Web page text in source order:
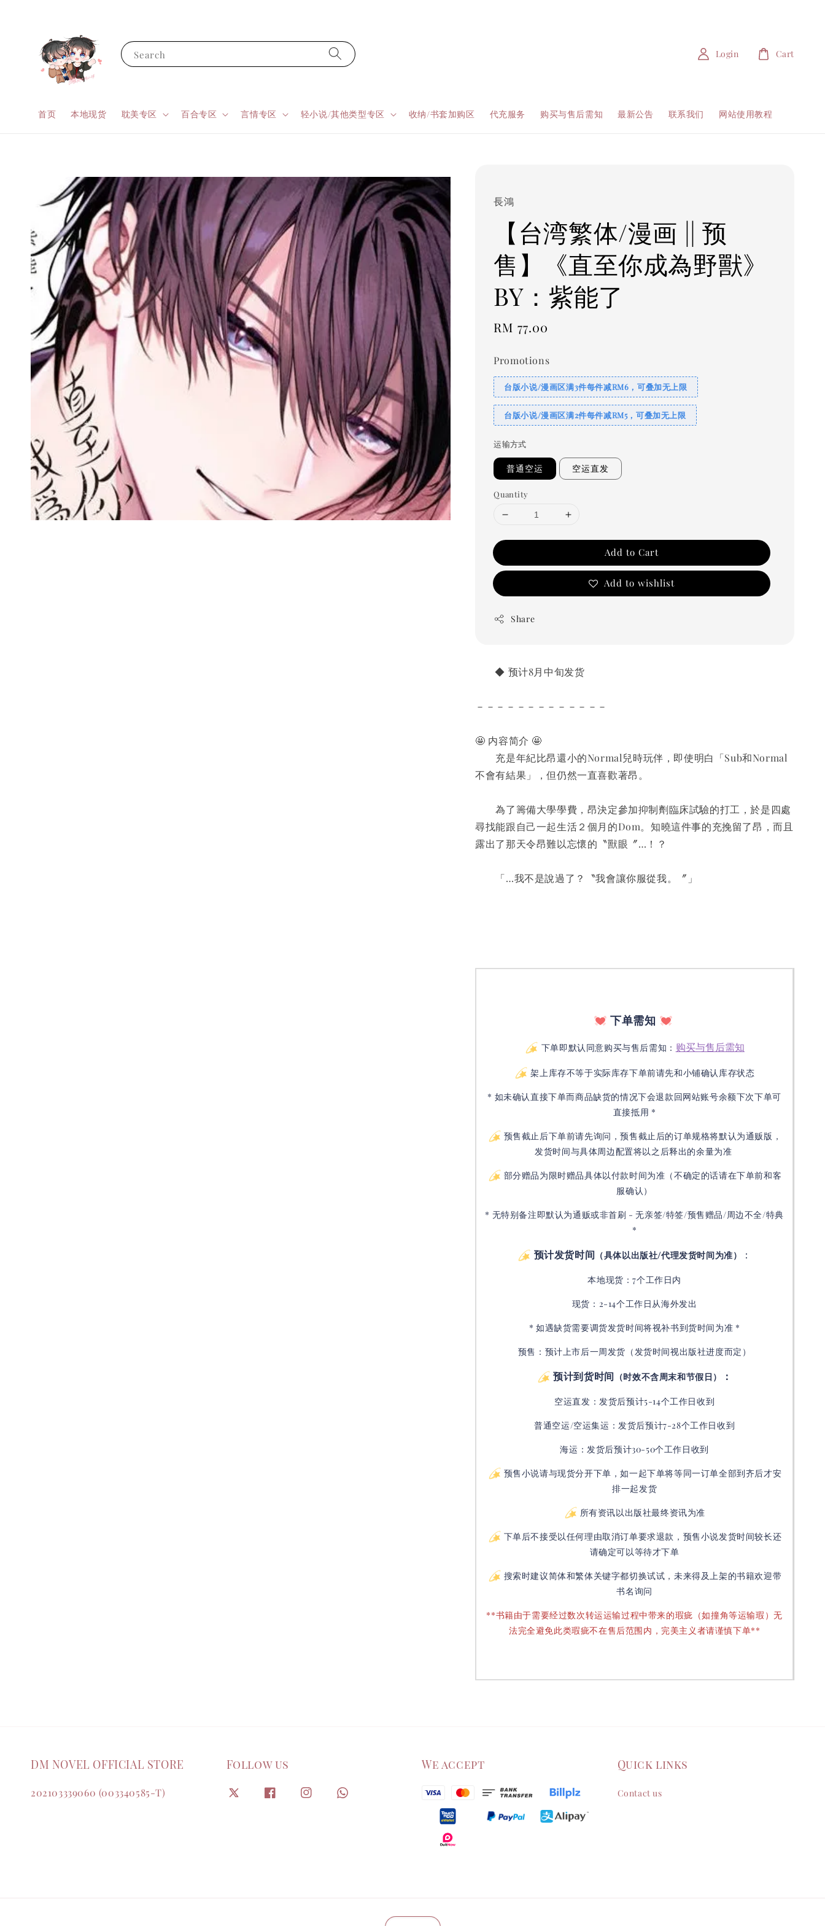
Search
首页 本地现货 耽美专区 百合专区 言情专区 轻小说/其他类型专区 收纳/书套加购区 代充服务 购买与售后需知 最新公告 联系我们 网站使用教程
Login Cart
長鴻
【台湾繁体/漫画 || 预
售】《直至你成為野獸》
BY：紫能了
Regular
RM 77.00
Promotions
台版小说/漫画区满3件每件减RM6，可叠加无上限
台版小说/漫画区满2件每件减RM5，可叠加无上限
运输方式
普通空运 空运直发
Quantity
Add to Cart
Add to wishlist
Share
◆ 预计8月中旬发货
－－－－－－－－－－－－－
🤩 内容简介 🤩
充是年紀比昂還小的Normal兒時玩伴，即使明白「Sub和Normal
不會有結果」，但仍然一直喜歡著昂。
為了籌備大學學費，昂決定參加抑制劑臨床試驗的打工，於是四處
尋找能跟自己一起生活２個月的Dom。知曉這件事的充挽留了昂，而且
露出了那天令昂難以忘懷的〝獸眼〞…！？
「…我不是說過了？〝我會讓你服從我。〞」
下单需知
下单即默认同意购买与售后需知： 购买与售后需知
架上库存不等于实际库存下单前请先和小铺确认库存状态
* 如未确认直接下单而商品缺货的情况下会退款回网站账号余额下次下单可
直接抵用 *
预售截止后下单前请先询问，预售截止后的订单规格将默认为通贩版，
发货时间与具体周边配置将以之后释出的余量为准
部分赠品为限时赠品具体以付款时间为准（不确定的话请在下单前和客
服确认）
* 无特别备注即默认为通贩或非首刷 - 无亲签/特签/预售赠品/周边不全/特典
*
预计发货时间 （具体以出版社/代理发货时间为准） ：
本地现货：7个工作日内
现货：2-14个工作日从海外发出
* 如遇缺货需要调货发货时间将视补书到货时间为准 *
预售：预计上市后一周发货（发货时间视出版社进度而定 ）
预计到货时间 （时效不含周末和节假日） ：
空运直发：发货后预计5-14个工作日收到
普通空运/空运集运：发货后预计7-28个工作日收到
海运：发货后预计30-50个工作日收到
预售小说请与现货分开下单，如一起下单将等同一订单全部到齐后才安
排一起发货
所有资讯以出版社最终资讯为准
下单后不接受以任何理由取消订单要求退款，预售小说发货时间较长还
请确定可以等待才下单
搜索时建议简体和繁体关键字都切换试试，未来得及上架的书籍欢迎带
书名询问
**书籍由于需要经过数次转运运输过程中带来的瑕疵（如撞角等运输瑕）无
法完全避免此类瑕疵不在售后范围内，完美主义者请谨慎下单**
DM NOVEL OFFICIAL STORE
202103339060 (003340585-T)
Follow us We accept Quick links
Contact us